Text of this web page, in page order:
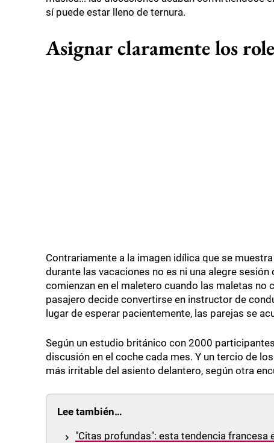
sí puede estar lleno de ternura.
Asignar claramente los
Contrariamente a la imagen idílica que se
durante las vacaciones no es ni una alegre
comienzan en el maletero cuando las maletas no
pasajero decide convertirse en instructor de
lugar de esperar pacientemente, las parejas se
Según un estudio británico con 2000
discusión en el coche cada mes. Y un tercio de
más irritable del asiento delantero, según otra
Lee también…
"Citas profundas": esta tendencia